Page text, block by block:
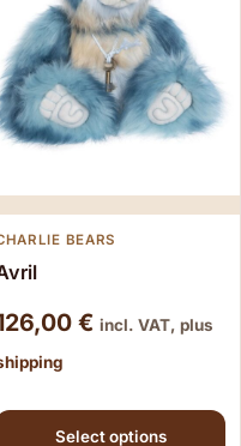
The options may
BEARS
€ incl. VAT, plus
Select options
This product has